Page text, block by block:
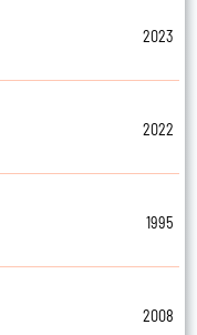
2023
2022
1995
2008